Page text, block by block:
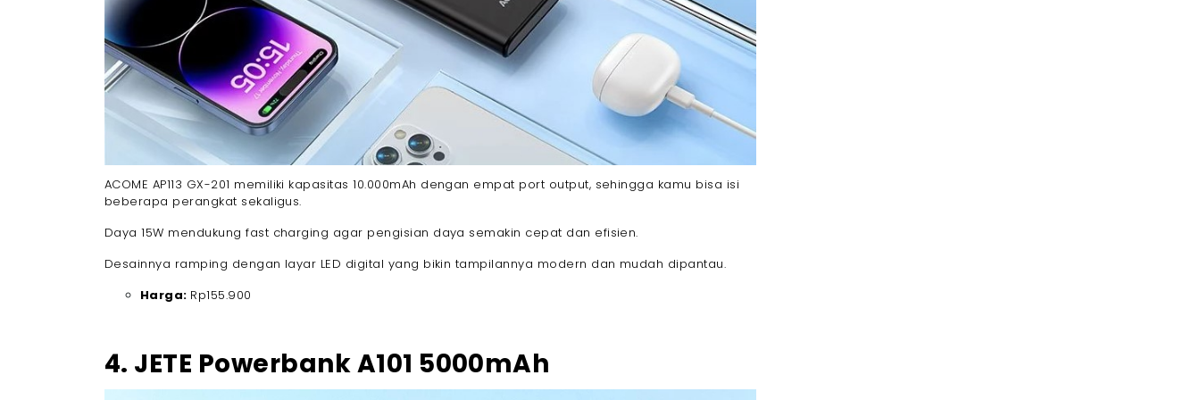
ACOME AP113 GX-201 memiliki kapasitas 10.000mAh dengan empat port output, sehingga kamu bisa isi
beberapa perangkat sekaligus.
Daya 15W mendukung fast charging agar pengisian daya semakin cepat dan efisien.
Desainnya ramping dengan layar LED digital yang bikin tampilannya modern dan mudah dipantau.
Harga: Rp155.900
4. JETE Powerbank A101 5000mAh